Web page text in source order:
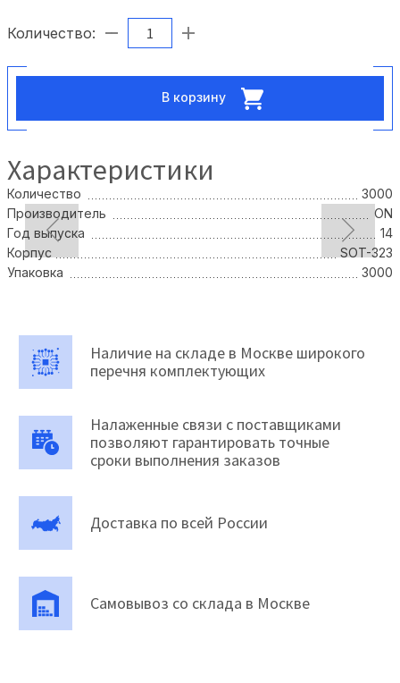
Количество:
В корзину
Характеристики
Количество
3000
Производитель
ON
Год выпуска
14
Корпус
SOT-323
Упаковка
3000
Наличие на складе в Москве широкого
перечня комплектующих
Налаженные связи с поставщиками
позволяют гарантировать точные
сроки выполнения заказов
Доставка по всей России
Самовывоз со склада в Москве